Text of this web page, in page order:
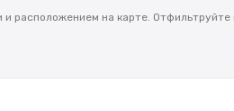
расположением на карте.